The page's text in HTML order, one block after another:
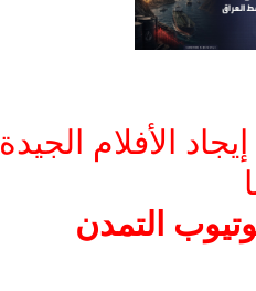
الأفلام الجيدة
التمدن